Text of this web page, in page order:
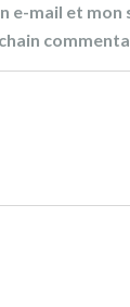
e-mail et mon